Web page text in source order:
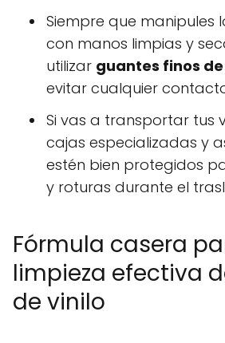
Siempre que manipules
con manos limpias y
utilizar guantes finos
evitar cualquier
Si vas a transportar tus
cajas especializadas y
estén bien protegidos
y roturas durante el
Fórmula casera
limpieza efectiva
de vinilo